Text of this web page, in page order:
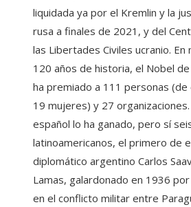
liquidada ya por el Kremlin y la
rusa a finales de 2021, y del
las Libertades Civiles ucranio. En
120 años de historia, el Nobel de
ha premiado a 111 personas (de
19 mujeres) y 27 organizaciones.
español lo ha ganado, pero sí
latinoamericanos, el primero de
diplomático argentino Carlos
Lamas, galardonado en 1936
en el conflicto militar entre